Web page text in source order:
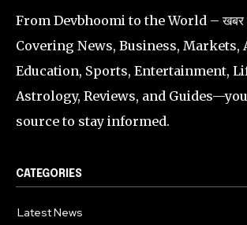
From Devbhoomi to the World – खबर
Covering News, Business, Markets,
Education, Sports, Entertainment,
Astrology, Reviews, and
source to stay informed.
CATEGORIES
Latest News